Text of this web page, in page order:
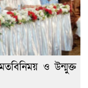
ও উন্মুক্ত